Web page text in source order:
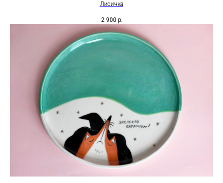
Лисичка
2 900 р.